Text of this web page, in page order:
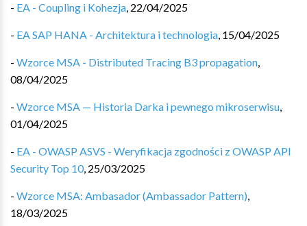
- EA - Coupling i Kohezja, 22/04/2025
- EA SAP HANA - Architektura i technologia, 15/04/2025
- Wzorce MSA - Distributed Tracing B3 propagation,
08/04/2025
- Wzorce MSA — Historia Darka i pewnego mikroserwisu,
01/04/2025
- EA - OWASP ASVS - Weryfikacja zgodności z OWASP API
Security Top 10, 25/03/2025
- Wzorce MSA: Ambasador (Ambassador Pattern),
18/03/2025